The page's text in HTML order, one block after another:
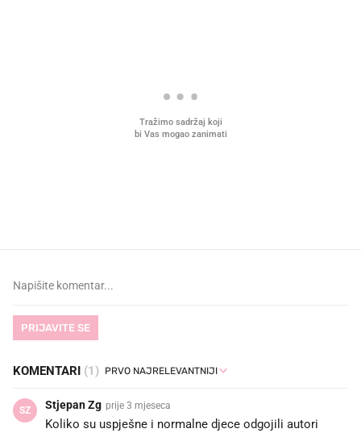
PRIJAVITE SE
KOMENTARI (1)
SZ Stjepan Zg prije 3 mjeseca
Koliko su uspješne i normalne djece odgojili autori